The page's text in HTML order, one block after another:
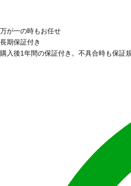
万が一の時もお任せ
長期保証付き
購入後1年間の保証付き。不具合時も保証